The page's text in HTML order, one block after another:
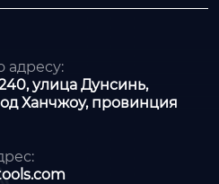
адресу:
улица Дунсинь,
Ханчжоу, провинция